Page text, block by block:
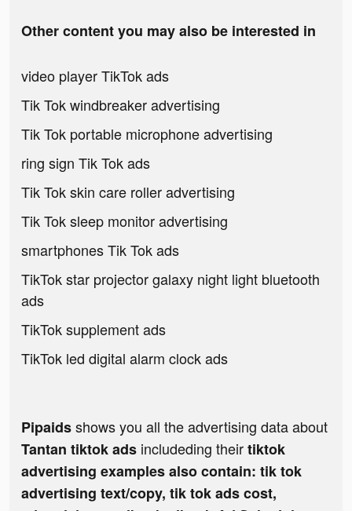
Other content you may also be interested in
video player TikTok ads
Tik Tok windbreaker advertising
Tik Tok portable microphone advertising
ring sign Tik Tok ads
Tik Tok skin care roller advertising
Tik Tok sleep monitor advertising
smartphones Tik Tok ads
TikTok star projector galaxy night light bluetooth
ads
TikTok supplement ads
TikTok led digital alarm clock ads
Pipaidsshows you all the advertising data about
Tantan tiktok ads includeding theirtiktok
advertising examples also contain: tik tok
advertising text/copy, tik tok ads cost,